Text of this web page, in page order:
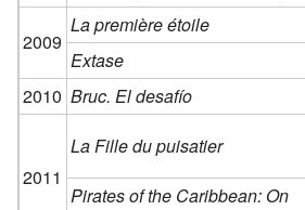
2009
La première étoile
Extase
2010 Bruc. El desafío
2011
La Fille du puisatier
Pirates of the Caribbean: On